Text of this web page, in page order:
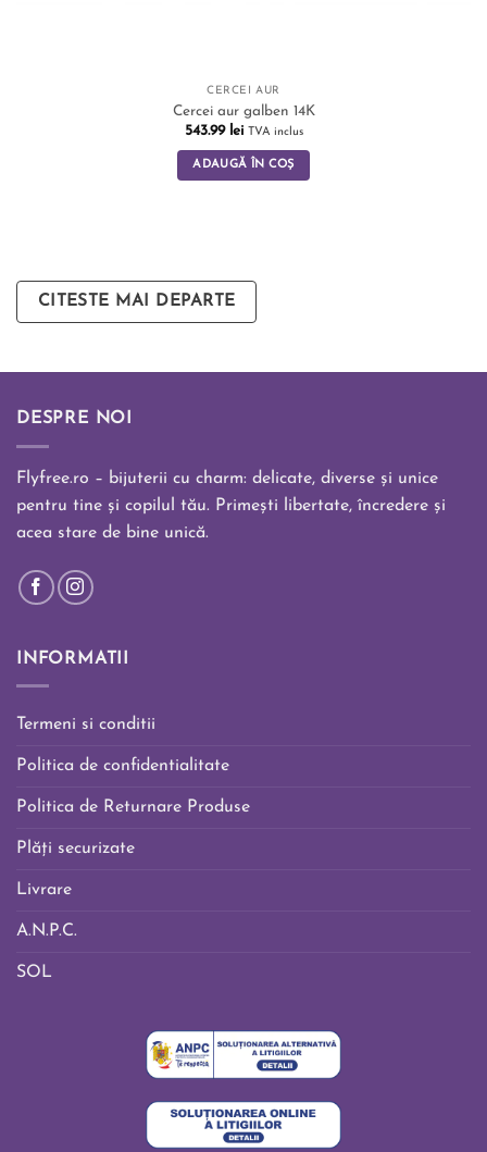
CERCEI AUR
Cercei aur galben 14K
543.99 lei TVA inclus
ADAUGĂ ÎN COȘ
CITESTE MAI DEPARTE
DESPRE NOI
Flyfree.ro – bijuterii cu charm: delicate, diverse și unice
pentru tine și copilul tău. Primești libertate, încredere și
acea stare de bine unică.
INFORMATII
Termeni si conditii
Politica de confidentialitate
Politica de Returnare Produse
Plăți securizate
Livrare
A.N.P.C.
SOL